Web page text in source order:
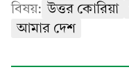
বিষয়: উত্তর কোরিয়া
আমার দেশ